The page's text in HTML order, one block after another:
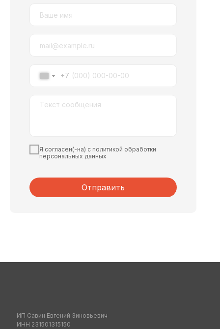
+7
Я согласен(-на) с политикой обработки
персональных данных
Отправить
ИП Савин Евгений Зиновьевич
ИНН 231501315150